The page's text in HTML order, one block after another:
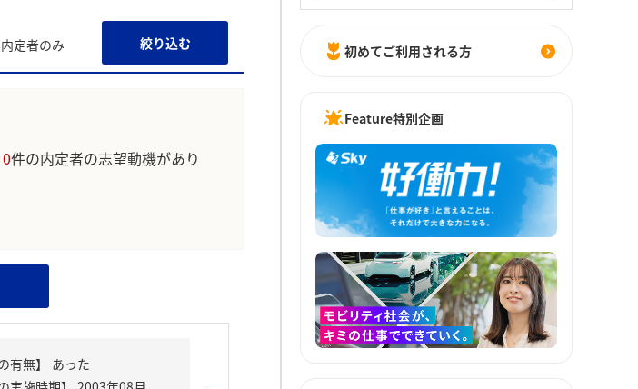
内定者のみ 絞り込む
0件の内定者の志望動機があり
初めてご利用される方
Feature特別企画